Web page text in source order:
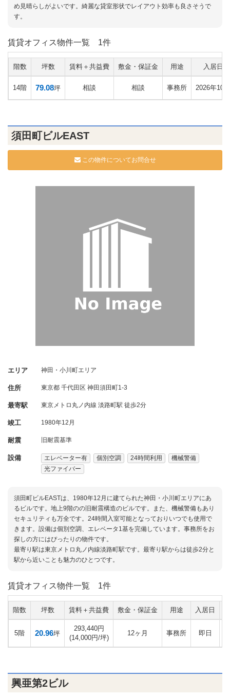
め見晴らしがよいです。綺麗な貸室形状でレイアウト効率も良さそうで
す。
賃貸オフィス物件一覧 1件
階数 坪数 賃料＋共益費 敷金・保証金 用途 入居日
14階 79.08坪 相談 相談 事務所 2026年10月
須田町ビルEAST
この物件についてお問合せ
エリア 神田・小川町エリア
住所 東京都 千代田区 神田須田町1-3
最寄駅 東京メトロ丸ノ内線 淡路町駅 徒歩2分
竣工 1980年12月
耐震 旧耐震基準
設備 エレベーター有 個別空調 24時間利用
機械警備
光ファイバー
須田町ビルEASTは、1980年12月に建てられた神田・小川町エリアにあ
るビルです。地上9階のの旧耐震構造のビルです。また、機械警備もあり
セキュリティも万全です。24時間入室可能となっておりいつでも使用で
きます。設備は個別空調、エレベータ1基を完備しています。事務所をお
探しの方にはぴったりの物件です。
最寄り駅は東京メトロ丸ノ内線淡路町駅です。最寄り駅からは徒歩2分と
駅から近いことも魅力のひとつです。
賃貸オフィス物件一覧 1件
階数 坪数 賃料＋共益費 敷金・保証金 用途 入居日
5階 20.96坪
293,440円
(14,000円/坪)
12ヶ月 事務所 即日
興亜第2ビル